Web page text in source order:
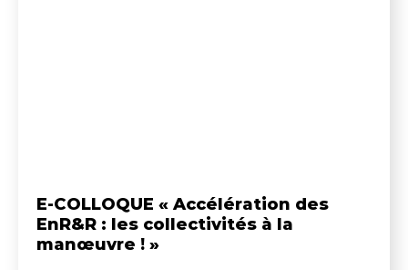
E-COLLOQUE « Accélération des
EnR&R : les collectivités à la
manœuvre ! »